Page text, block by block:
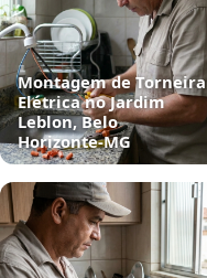
Montagem de Torneira
Elétrica no Jardim
Leblon, Belo
Horizonte‑MG